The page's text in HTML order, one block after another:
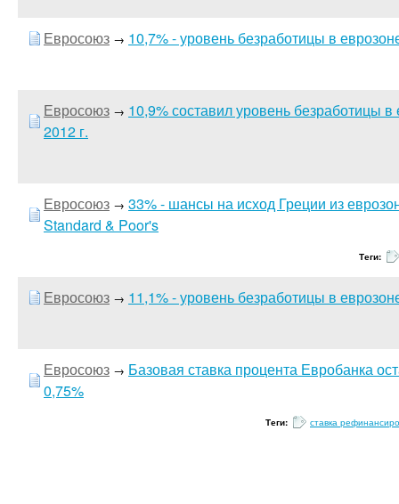
Евросоюз → 10,7% - уровень безработицы в
Евросоюз → 10,9% составил уровень безработицы
2012 г.
Евросоюз → 33% - шансы на исход Греции из
Standard & Poor's
Теги:
Евросоюз → 11,1% - уровень безработицы в
Евросоюз → Базовая ставка процента Евробанка
0,75%
Теги: ставка